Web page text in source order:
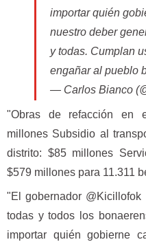
importar quién
nuestro deber
y todas. Cumplan
engañar al pueblo
— Carlos Bianco
2022
"Obras de refacción en
millones Subsidio al
distrito: $85 millones
$579 millones para 11.311
"El gobernador
todas y todos los
importar quién gobierne